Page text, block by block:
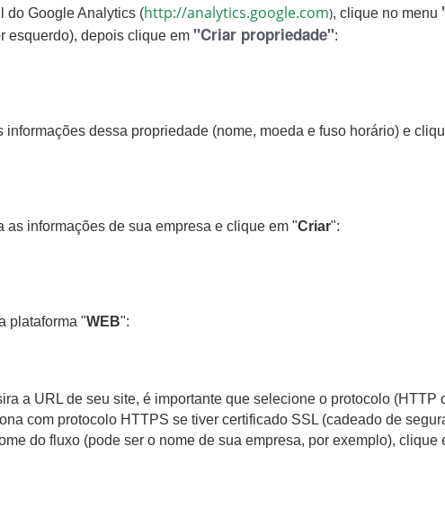
do Google Analytics (http://analytics.google.com), clique no menu
esquerdo), depois clique em "Criar propriedade":
informações dessa propriedade (nome, moeda e fuso horário) e
as informações de sua empresa e clique em "Criar":
plataforma "WEB":
a URL de seu site, é importante que selecione o protocolo
com protocolo HTTPS se tiver certificado SSL (cadeado de
do fluxo (pode ser o nome de sua empresa, por exemplo), clique